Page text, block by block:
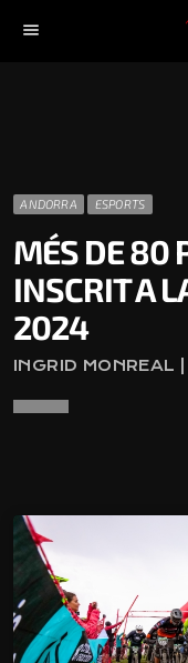
menu
ANDORRA ESPORTS
MÉS DE 80
INSCRIT A
2024
INGRID MONREAL